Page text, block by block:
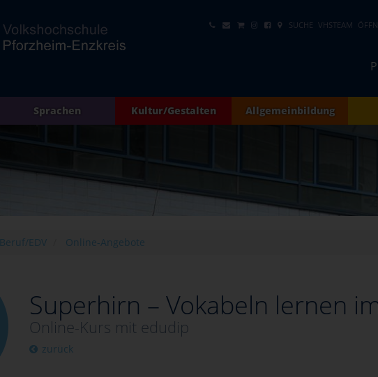
SUCHE VHSTEAM
Sprachen Kultur/Gestalten Allgemeinbildung
Beruf/EDV Online-Angebote
Superhirn – Vokabeln lernen
Online-Kurs mit edudip
zurück